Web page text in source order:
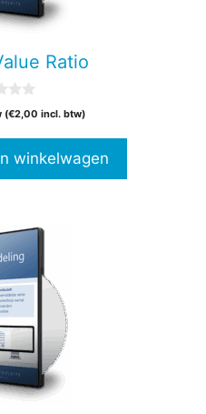
Ratio
(€2,00 incl. btw)
winkelwagen